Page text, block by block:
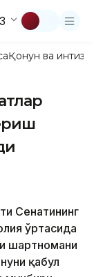
Қонун ва
Сенатининг
ўртасида
шартномани
қабул